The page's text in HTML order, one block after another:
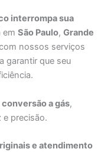
interrompa sua
emSão Paulo,Grande
nossos serviços
garantir que seu
conversão a gás,
e precisão.
e atendimento